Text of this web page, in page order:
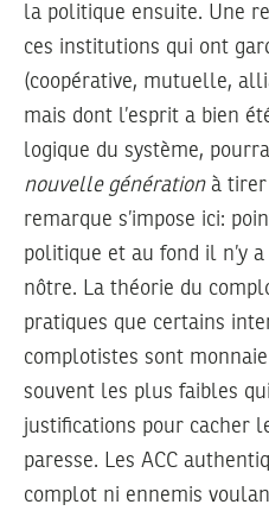
la politique ensuite. Une
ces institutions qui ont
(coopérative, mutuelle,
mais dont l’esprit a bien
logique du système,
nouvelle générationà tirer
remarque s’impose ici:
politique et au fond il n’y
nôtre. La théorie du
pratiques que certains
complotistes sont
souvent les plus faibles
justifications pour cacher
paresse. Les ACC
complot ni ennemis